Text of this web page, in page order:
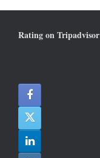
Rating on Tripadvisor